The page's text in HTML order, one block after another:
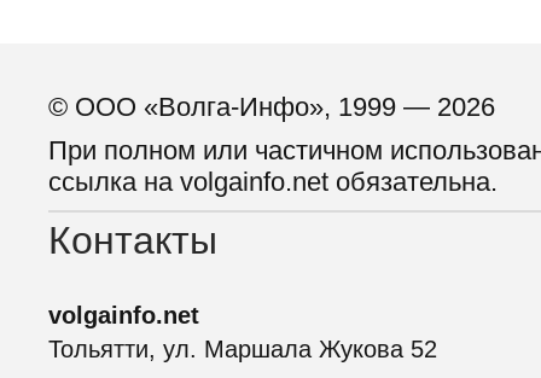
© ООО «Волга-Инфо», 1999 — 2026
При полном или частичном
ссылка на volgainfo.net обязательна.
Контакты
volgainfo.net
Тольятти, ул. Маршала Жукова 52